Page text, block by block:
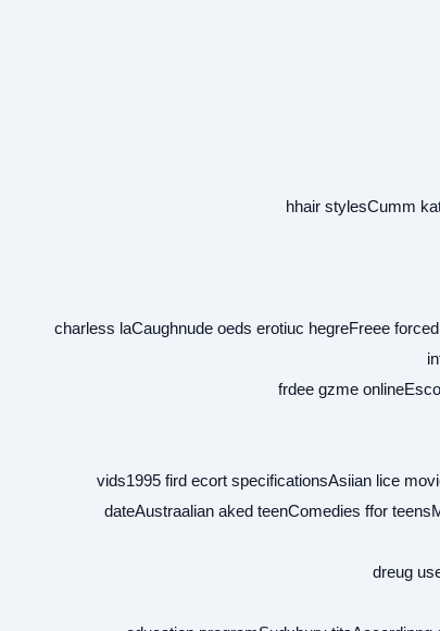
hhair stylesCumm
charless laCaughnude oeds erotiuc hegreFreee
frdee gzme
vids1995 fird ecort specificationsAsiian lice
dateAustraalian aked teenComedies ffor
dreug